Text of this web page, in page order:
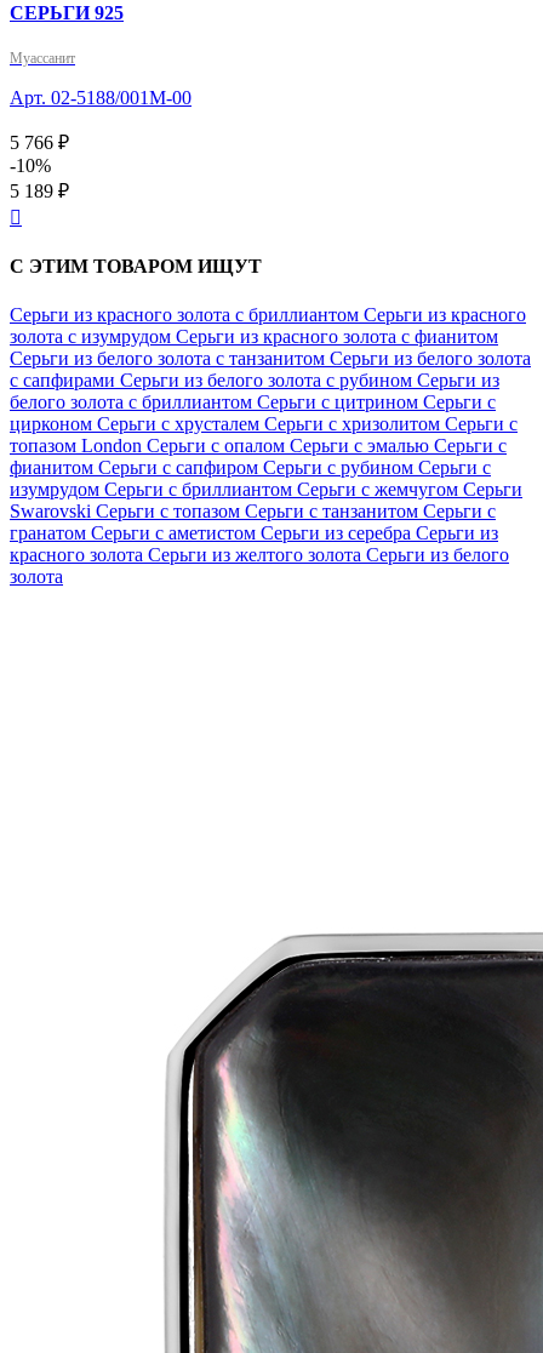
СЕРЬГИ 925
Муассанит
Арт. 02-5188/001М-00
5 766 ₽
-10%
5 189 ₽

С ЭТИМ ТОВАРОМ ИЩУТ
Серьги из красного золота с бриллиантом Серьги из красного
золота с изумрудом Серьги из красного золота с фианитом
Серьги из белого золота с танзанитом Серьги из белого золота
с сапфирами Серьги из белого золота с рубином Серьги из
белого золота с бриллиантом Серьги с цитрином Серьги с
цирконом Серьги с хрусталем Серьги с хризолитом Серьги с
топазом London Серьги с опалом Серьги с эмалью Серьги с
фианитом Серьги с сапфиром Серьги с рубином Серьги с
изумрудом Серьги с бриллиантом Серьги с жемчугом Серьги
Swarovski Серьги с топазом Серьги с танзанитом Серьги с
гранатом Серьги с аметистом Серьги из серебра Серьги из
красного золота Серьги из желтого золота Серьги из белого
золота